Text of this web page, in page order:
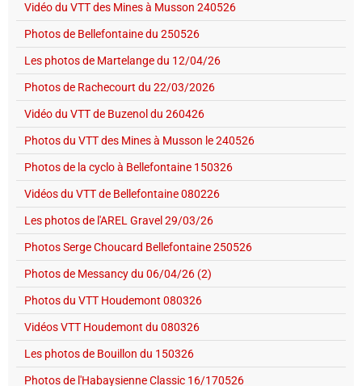
Vidéo du VTT des Mines à Musson 240526
Photos de Bellefontaine du 250526
Les photos de Martelange du 12/04/26
Photos de Rachecourt du 22/03/2026
Vidéo du VTT de Buzenol du 260426
Photos du VTT des Mines à Musson le 240526
Photos de la cyclo à Bellefontaine 150326
Vidéos du VTT de Bellefontaine 080226
Les photos de l'AREL Gravel 29/03/26
Photos Serge Choucard Bellefontaine 250526
Photos de Messancy du 06/04/26 (2)
Photos du VTT Houdemont 080326
Vidéos VTT Houdemont du 080326
Les photos de Bouillon du 150326
Photos de l'Habaysienne Classic 16/170526